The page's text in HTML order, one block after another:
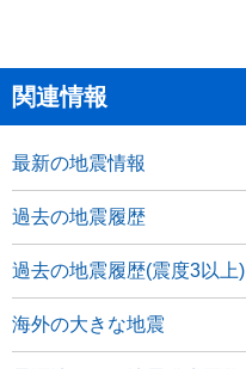
関連情報
最新の地震情報
過去の地震履歴
過去の地震履歴(震度3以上)
海外の大きな地震